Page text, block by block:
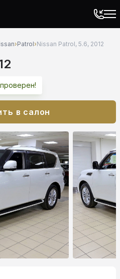
›Patrol›Nissan Patrol, 5.6, 2012
в салон